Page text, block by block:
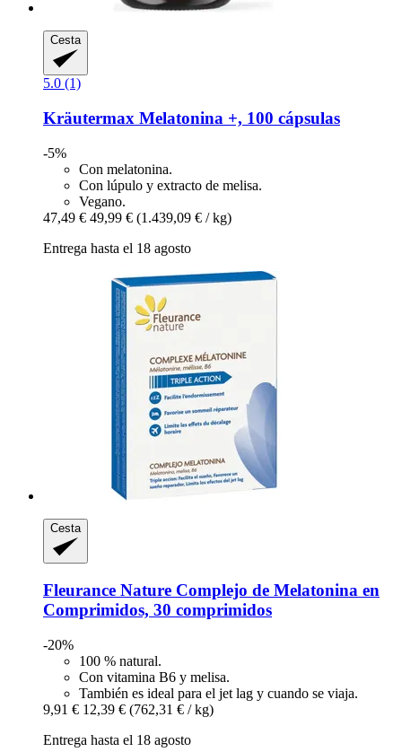
Cesta
5.0 (1)
Kräutermax Melatonina +, 100 cápsulas
-5%
Con melatonina.
Con lúpulo y extracto de melisa.
Vegano.
47,49 € 49,99 € (1.439,09 € / kg)
Entrega hasta el 18 agosto
Cesta
Fleurance Nature Complejo de Melatonina en
Comprimidos, 30 comprimidos
-20%
100 % natural.
Con vitamina B6 y melisa.
También es ideal para el jet lag y cuando se viaja.
9,91 € 12,39 € (762,31 € / kg)
Entrega hasta el 18 agosto